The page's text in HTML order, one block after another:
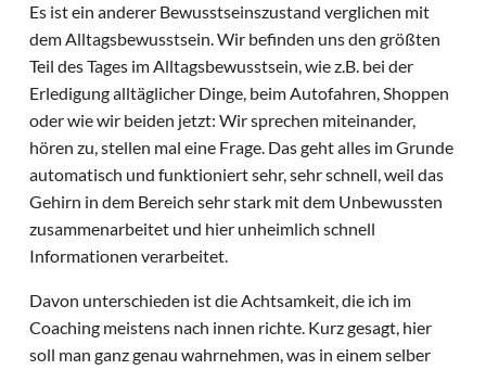
Es ist ein anderer Bewusstseinszustand verglichen mit
dem Alltagsbewusstsein. Wir befinden uns den größten
Teil des Tages im Alltagsbewusstsein, wie z.B. bei der
Erledigung alltäglicher Dinge, beim Autofahren, Shoppen
oder wie wir beiden jetzt: Wir sprechen miteinander,
hören zu, stellen mal eine Frage. Das geht alles im Grunde
automatisch und funktioniert sehr, sehr schnell, weil das
Gehirn in dem Bereich sehr stark mit dem Unbewussten
zusammenarbeitet und hier unheimlich schnell
Informationen verarbeitet.
Davon unterschieden ist die Achtsamkeit, die ich im
Coaching meistens nach innen richte. Kurz gesagt, hier
soll man ganz genau wahrnehmen, was in einem selber